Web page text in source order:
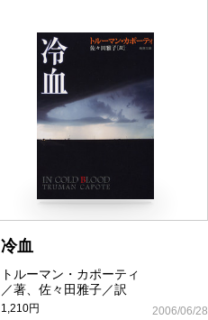
冷血
トルーマン・カポーティ
／著、佐々田雅子／訳
1,210円
2006/06/28